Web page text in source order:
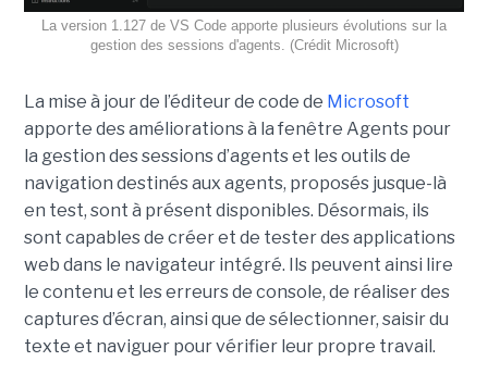
La version 1.127 de VS Code apporte plusieurs évolutions sur la
gestion des sessions d'agents. (Crédit Microsoft)
La mise à jour de l’éditeur de code de Microsoft
apporte des améliorations à la fenêtre Agents pour
la gestion des sessions d’agents et les outils de
navigation destinés aux agents, proposés jusque-là
en test, sont à présent disponibles. Désormais, ils
sont capables de créer et de tester des applications
web dans le navigateur intégré. Ils peuvent ainsi lire
le contenu et les erreurs de console, de réaliser des
captures d’écran, ainsi que de sélectionner, saisir du
texte et naviguer pour vérifier leur propre travail.